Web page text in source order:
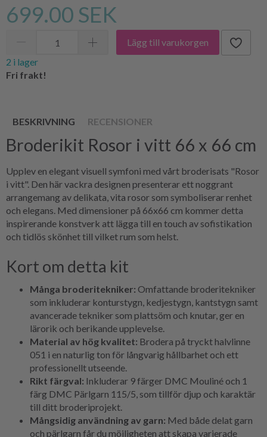
699.00 SEK
Lägg till varukorgen
2 i lager
Fri frakt!
BESKRIVNING RECENSIONER
Broderikit Rosor i vitt 66 x 66 cm
Upplev en elegant visuell symfoni med vårt broderisats "Rosor
i vitt". Den här vackra designen presenterar ett noggrant
arrangemang av delikata, vita rosor som symboliserar renhet
och elegans. Med dimensioner på 66x66 cm kommer detta
inspirerande konstverk att lägga till en touch av sofistikation
och tidlös skönhet till vilket rum som helst.
Kort om detta kit
Många broderitekniker: Omfattande broderitekniker
som inkluderar konturstygn, kedjestygn, kantstygn samt
avancerade tekniker som plattsöm och knutar, ger en
lärorik och berikande upplevelse.
Material av hög kvalitet: Brodera på tryckt halvlinne
051 i en naturlig ton för långvarig hållbarhet och ett
professionellt utseende.
Rikt färgval: Inkluderar 9 färger DMC Mouliné och 1
färg DMC Pärlgarn 115/5, som tillför djup och karaktär
till ditt broderiprojekt.
Mångsidig användning av garn: Med både delat garn
och pärlgarn får du möjligheten att skapa varierade